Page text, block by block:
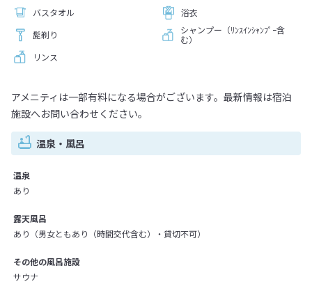
バスタオル
浴衣
髭剃り
シャンプー（ﾘﾝｽｲﾝｼｬﾝﾌﾟｰ含
む）
リンス
アメニティは一部有料になる場合がございます。最新情報は宿泊
施設へお問い合わせください。
温泉・風呂
温泉
あり
露天風呂
あり（男女ともあり（時間交代含む）・貸切不可）
その他の風呂施設
サウナ